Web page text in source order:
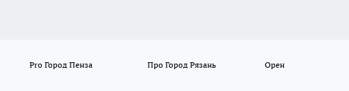
Pro Город Пенза Про Город Рязань Орен